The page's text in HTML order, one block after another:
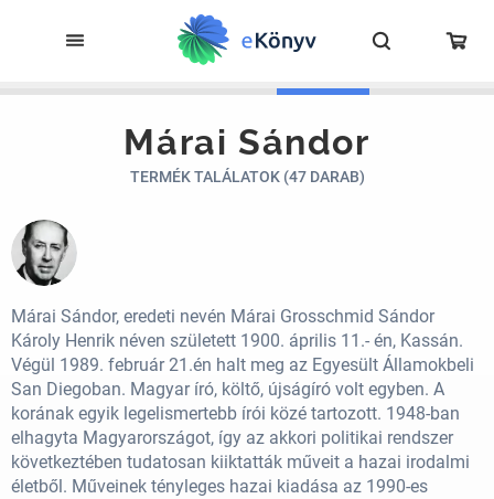
Márai Sándor
TERMÉK TALÁLATOK (47 DARAB)
Márai Sándor, eredeti nevén Márai Grosschmid Sándor
Károly Henrik néven született 1900. április 11.- én, Kassán.
Végül 1989. február 21.én halt meg az Egyesült Államokbeli
San Diegoban. Magyar író, költő, újságíró volt egyben. A
korának egyik legelismertebb írói közé tartozott. 1948-ban
elhagyta Magyarországot, így az akkori politikai rendszer
következtében tudatosan kiiktatták műveit a hazai irodalmi
életből. Műveinek tényleges hazai kiadása az 1990-es